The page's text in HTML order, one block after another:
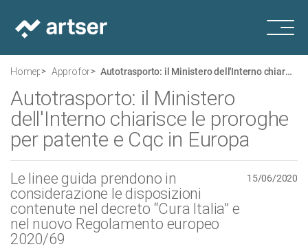
HomepageApprofondimenti Autotrasporto: il Ministero dell'Interno chiarisce le proroghe per patente e Cqc in Europa
Autotrasporto: il Ministero
dell'Interno chiarisce le proroghe
per patente e Cqc in Europa
Le linee guida prendono in
considerazione le disposizioni
contenute nel decreto “Cura Italia” e
nel nuovo Regolamento europeo
2020/69
15/06/2020